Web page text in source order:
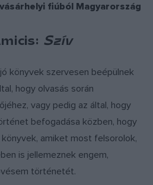
fiúból Magyarország
Szív
könyvek szervesen beépülnek
hogy olvasás során
vagy pedig az által, hogy
befogadása közben, hogy
amiket most felsorolok,
is jellemeznek engem,
történetét.